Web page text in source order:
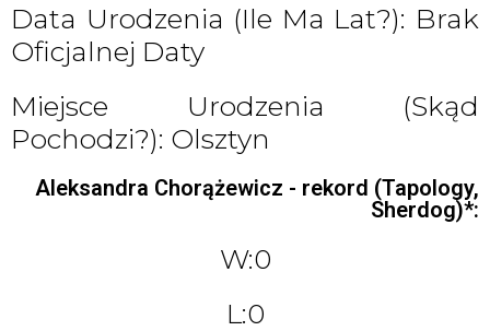
Data Urodzenia (ile Ma Lat?): Brak
Oficjalnej Daty
Miejsce Urodzenia (skąd
Pochodzi?): Olsztyn
Aleksandra Chorążewicz - rekord (Tapology,
Sherdog)*:
W:0
L:0